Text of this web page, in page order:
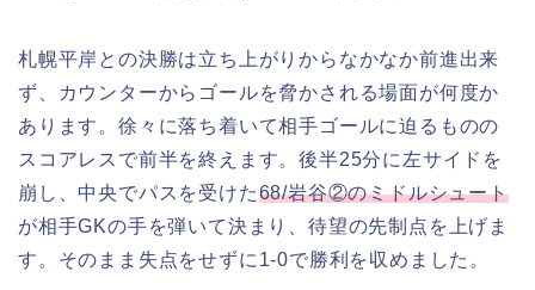
札幌平岸との決勝は立ち上がりからなかなか前進出来
ず、カウンターからゴールを脅かされる場面が何度か
あります。徐々に落ち着いて相手ゴールに迫るものの
スコアレスで前半を終えます。後半25分に左サイドを
崩し、中央でパスを受けた68/岩谷②のミドルシュート
が相手GKの手を弾いて決まり、待望の先制点を上げま
す。そのまま失点をせずに1-0で勝利を収めました。